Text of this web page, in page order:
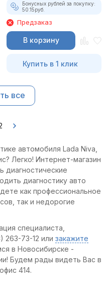
Бонусных рублей за покупку:
50.15руб.
Предзаказ
В корзину
Купить в 1 клик
все
автомобиля Lada Niva,
Легко! Интернет-магазин
диагностические
диагностику авто
как профессиональное
так и недорогие
специалиста,
263-73-12 или закажите
в Новосибирске -
Будем рады видеть Вас в
414.